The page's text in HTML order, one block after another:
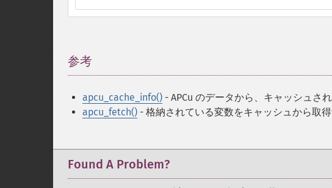
参考
apcu_cache_info() - APCu のデータから、キャッシュさ
apcu_fetch() - 格納されている変数をキャッシュから取
Found A Problem?